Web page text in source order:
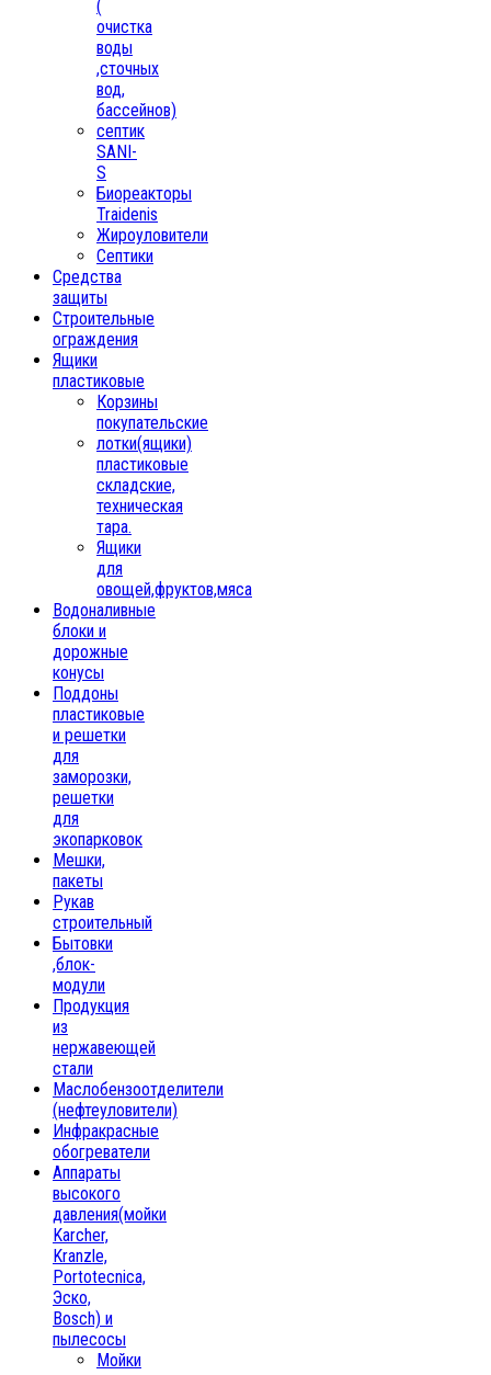
(
очистка
воды
,сточных
вод,
бассейнов)
септик
SANI-
S
Биореакторы
Traidenis
Жироуловители
Септики
Средства
защиты
Строительные
ограждения
Ящики
пластиковые
Корзины
покупательские
лотки(ящики)
пластиковые
складские,
техническая
тара.
Ящики
для
овощей,фруктов,мяса
Водоналивные
блоки и
дорожные
конусы
Поддоны
пластиковые
и решетки
для
заморозки,
решетки
для
экопарковок
Мешки,
пакеты
Рукав
строительный
Бытовки
,блок-
модули
Продукция
из
нержавеющей
стали
Маслобензоотделители
(нефтеуловители)
Инфракрасные
обогреватели
Аппараты
высокого
давления(мойки
Karcher,
Kranzle,
Portotecnica,
Эско,
Bosch) и
пылесосы
Мойки